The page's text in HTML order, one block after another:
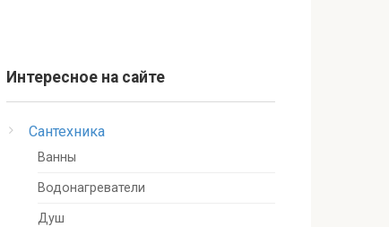
Интересное на сайте
Сантехника
Ванны
Водонагреватели
Душ